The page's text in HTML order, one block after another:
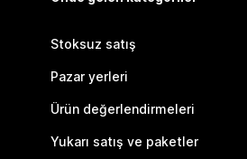
Stoksuz satış
Pazar yerleri
Ürün değerlendirmeleri
Yukarı satış ve paketler